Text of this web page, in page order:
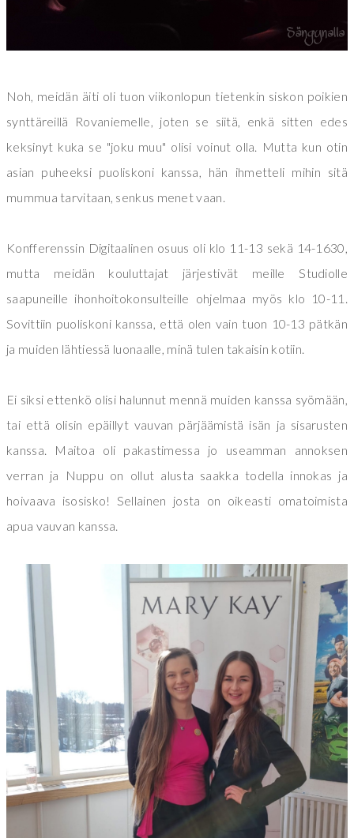
Noh, meidän äiti oli tuon viikonlopun tietenkin siskon poikien
synttäreillä Rovaniemelle, joten se siitä, enkä sitten edes
keksinyt kuka se "joku muu" olisi voinut olla. Mutta kun otin
asian puheeksi puoliskoni kanssa, hän ihmetteli mihin sitä
mummua tarvitaan, senkus menet vaan.
Konfferenssin Digitaalinen osuus oli klo 11-13 sekä 14-1630,
mutta meidän kouluttajat järjestivät meille Studiolle
saapuneille ihonhoitokonsulteille ohjelmaa myös klo 10-11.
Sovittiin puoliskoni kanssa, että olen vain tuon 10-13 pätkän
ja muiden lähtiessä luonaalle, minä tulen takaisin kotiin.
Ei siksi ettenkö olisi halunnut mennä muiden kanssa syömään,
tai että olisin epäillyt vauvan pärjäämistä isän ja sisarusten
kanssa. Maitoa oli pakastimessa jo useamman annoksen
verran ja Nuppu on ollut alusta saakka todella innokas ja
hoivaava isosisko! Sellainen josta on oikeasti omatoimista
apua vauvan kanssa.